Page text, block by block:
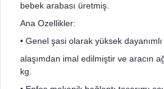
bebek arabası üretmiş.
Ana Ozellikler:
• Genel şasi olarak yüksek
alaşımdan imal edilmiştir ve aracın
kg.